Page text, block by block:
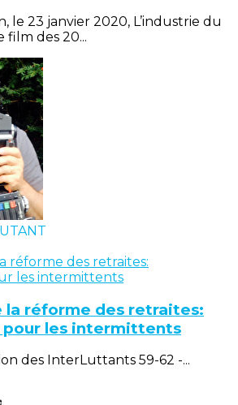
le 23 janvier 2020, L’industrie du
film des 20...
la réforme des retraites:
pour les intermittents
des InterLuttants 59-62 -...